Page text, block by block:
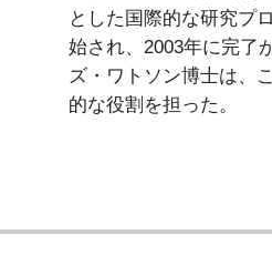
とした国際的な研究プ
始され、2003年に完了
ズ・ワトソン博士は、
的な役割を担った。